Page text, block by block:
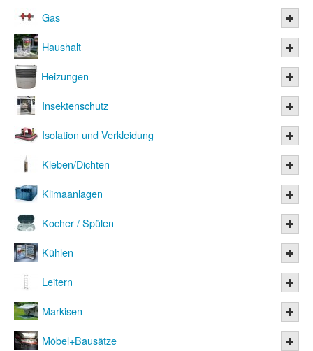
Gas
Haushalt
Heizungen
Insektenschutz
Isolation und Verkleidung
Kleben/Dichten
Klimaanlagen
Kocher / Spülen
Kühlen
Leitern
Markisen
Möbel+Bausätze